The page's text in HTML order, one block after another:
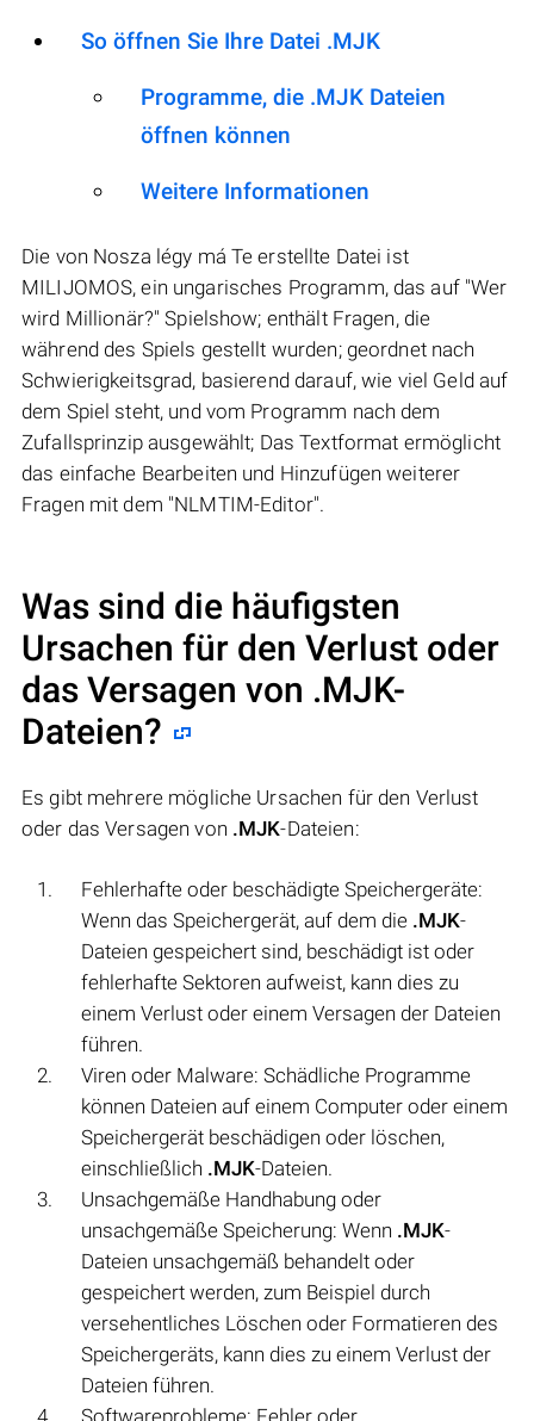
So öffnen Sie Ihre Datei .MJK
Programme, die .MJK Dateien
öffnen können
Weitere Informationen
Die von Nosza légy má Te erstellte Datei ist
MILIJOMOS, ein ungarisches Programm, das auf "Wer
wird Millionär?" Spielshow; enthält Fragen, die
während des Spiels gestellt wurden; geordnet nach
Schwierigkeitsgrad, basierend darauf, wie viel Geld auf
dem Spiel steht, und vom Programm nach dem
Zufallsprinzip ausgewählt; Das Textformat ermöglicht
das einfache Bearbeiten und Hinzufügen weiterer
Fragen mit dem "NLMTIM-Editor".
Was sind die häufigsten
Ursachen für den Verlust oder
das Versagen von .MJK-
Dateien?
Es gibt mehrere mögliche Ursachen für den Verlust
oder das Versagen von .MJK-Dateien:
Fehlerhafte oder beschädigte Speichergeräte:
Wenn das Speichergerät, auf dem die .MJK-
Dateien gespeichert sind, beschädigt ist oder
fehlerhafte Sektoren aufweist, kann dies zu
einem Verlust oder einem Versagen der Dateien
führen.
Viren oder Malware: Schädliche Programme
können Dateien auf einem Computer oder einem
Speichergerät beschädigen oder löschen,
einschließlich .MJK-Dateien.
Unsachgemäße Handhabung oder
unsachgemäße Speicherung: Wenn .MJK-
Dateien unsachgemäß behandelt oder
gespeichert werden, zum Beispiel durch
versehentliches Löschen oder Formatieren des
Speichergeräts, kann dies zu einem Verlust der
Dateien führen.
Softwareprobleme: Fehler oder